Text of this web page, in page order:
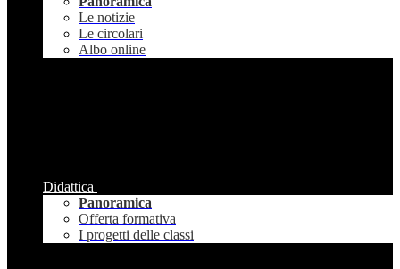
Le notizie
Le circolari
Albo online
Didattica
Panoramica
Offerta formativa
I progetti delle classi